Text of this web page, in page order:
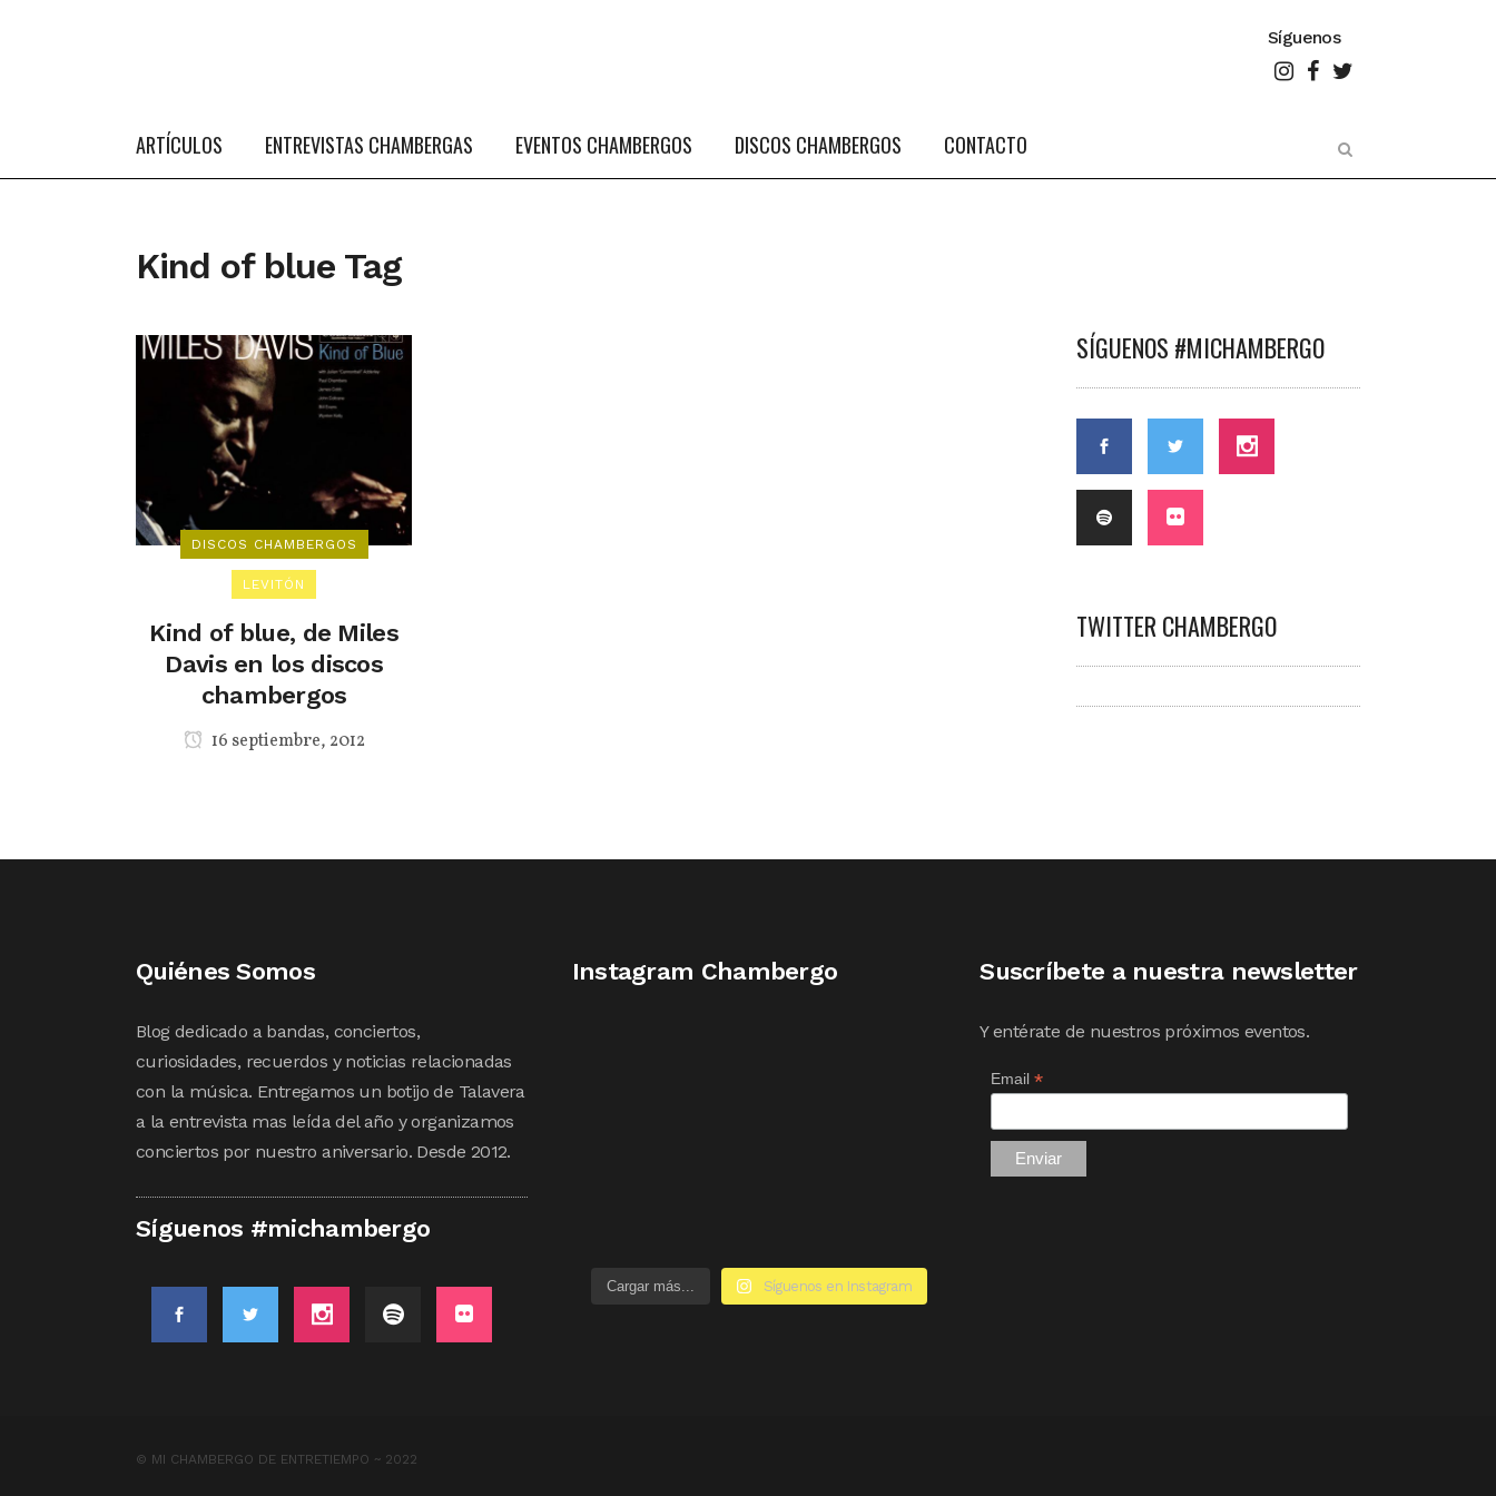
Síguenos
ARTÍCULOS ENTREVISTAS CHAMBERGAS EVENTOS CHAMBERGOS DISCOS CHAMBERGOS CONTACTO
Kind of blue Tag
DISCOS CHAMBERGOS
LEVITÓN
Kind of blue, de Miles
Davis en los discos
chambergos
16 septiembre, 2012
SÍGUENOS #MICHAMBERGO
TWITTER CHAMBERGO
Quiénes Somos
Blog dedicado a bandas, conciertos,
curiosidades, recuerdos y noticias relacionadas
con la música. Entregamos un botijo de Talavera
a la entrevista mas leída del año y organizamos
conciertos por nuestro aniversario. Desde 2012.
Síguenos #michambergo
Instagram Chambergo
Cargar más... Síguenos en Instagram
Suscríbete a nuestra newsletter
Y entérate de nuestros próximos eventos.
Email*
© MI CHAMBERGO DE ENTRETIEMPO ~ 2022